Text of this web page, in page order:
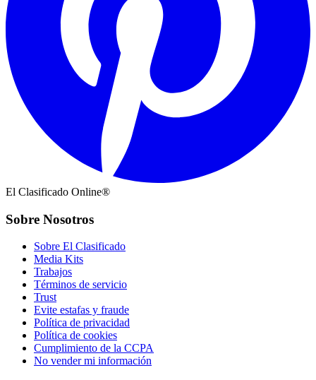
El Clasificado Online®
Sobre Nosotros
Sobre El Clasificado
Media Kits
Trabajos
Términos de servicio
Trust
Evite estafas y fraude
Política de privacidad
Política de cookies
Cumplimiento de la CCPA
No vender mi información